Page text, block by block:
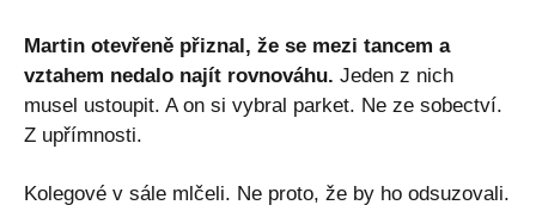
Martin otevřeně přiznal, že se mezi tancem a
vztahem nedalo najít rovnováhu. Jeden z nich
musel ustoupit. A on si vybral parket. Ne ze sobectví.
Z upřímnosti.
Kolegové v sále mlčeli. Ne proto, že by ho odsuzovali.